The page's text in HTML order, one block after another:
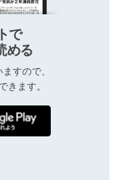
で
める
すので、
きます。